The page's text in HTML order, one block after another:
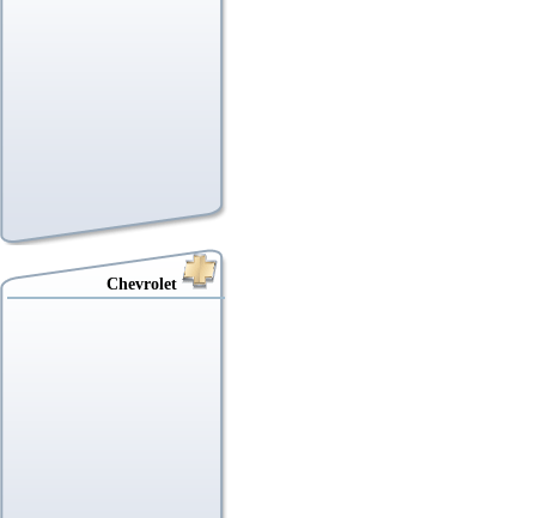
Chevrolet